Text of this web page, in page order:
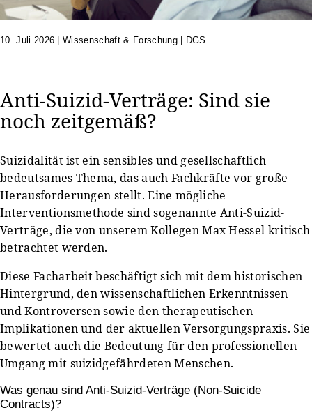
10. Juli 2026 |Wissenschaft & Forschung | DGS
Anti-Suizid-Verträge: Sind sie
noch zeitgemäß?
Suizidalität ist ein sensibles und gesellschaftlich
bedeutsames Thema, das auch Fachkräfte vor große
Herausforderungen stellt. Eine mögliche
Interventionsmethode sind sogenannte Anti-Suizid-
Verträge, die von unserem Kollegen Max Hessel kritisch
betrachtet werden.
Diese Facharbeit beschäftigt sich mit dem historischen
Hintergrund, den wissenschaftlichen Erkenntnissen
und Kontroversen sowie den therapeutischen
Implikationen und der aktuellen Versorgungspraxis. Sie
bewertet auch die Bedeutung für den professionellen
Umgang mit suizidgefährdeten Menschen.
Was genau sind Anti-Suizid-Verträge (Non-Suicide
Contracts)?